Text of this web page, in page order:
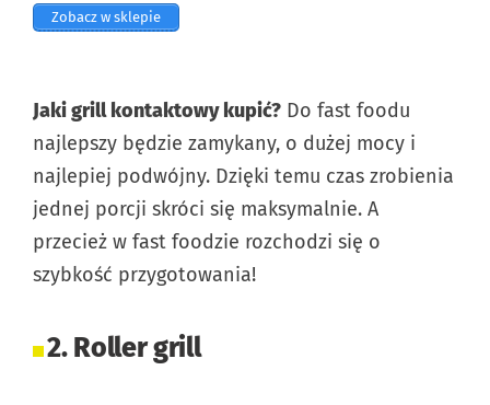
Zobacz w sklepie
Jaki grill kontaktowy kupić? Do fast foodu
najlepszy będzie zamykany, o dużej mocy i
najlepiej podwójny. Dzięki temu czas zrobienia
jednej porcji skróci się maksymalnie. A
przecież w fast foodzie rozchodzi się o
szybkość przygotowania!
2. Roller grill